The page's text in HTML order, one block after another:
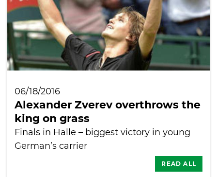
06/18/2016
Alexander Zverev overthrows the
king on grass
Finals in Halle – biggest victory in young
German’s carrier
READ ALL